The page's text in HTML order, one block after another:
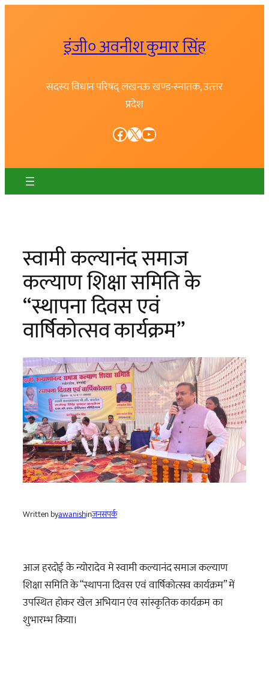
इंजी० अवनीश कुमार सिंह
सदस्य विधान परिषद् लखनऊ खण्ड-स्नातक, उत्त्तर
प्रदेश
Facebook X YouTube
स्वामी कल्यानंद समाज
कल्याण शिक्षा समिति के
“स्थापना दिवस एवं
वार्षिकोत्सव कार्यक्रम”
Written byawanishinजनसंपर्क
आज हरदोई के न्योरादेव मे स्वामी कल्यानंद समाज कल्याण
शिक्षा समिति के “स्थापना दिवस एवं वार्षिकोत्सव कार्यक्रम” में
उपस्थित होकर खेल अभियान एंव सांस्कृतिक कार्यक्रम का
शुभारम्भ किया।